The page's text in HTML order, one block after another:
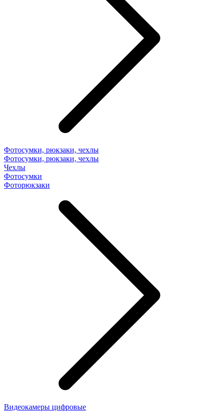
Фотосумки, рюкзаки, чехлы
Фотосумки, рюкзаки, чехлы
Чехлы
Фотосумки
Фоторюкзаки
Видеокамеры цифровые